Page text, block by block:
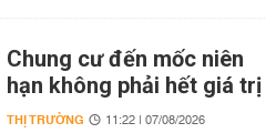
Chung cư đến mốc niên
hạn không phải hết giá trị
THỊ TRƯỜNG 11:22 | 07/08/2026